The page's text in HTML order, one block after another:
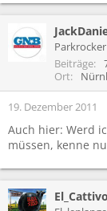
Parkrocker
Beiträge
Ort
19. Dezember 2011
Auch hier: Werd
müssen, kenne
El_Cattivo